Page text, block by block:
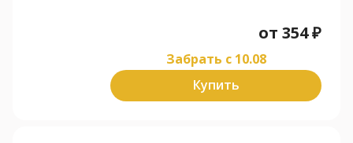
от 354₽
Забрать c 10.08
Купить